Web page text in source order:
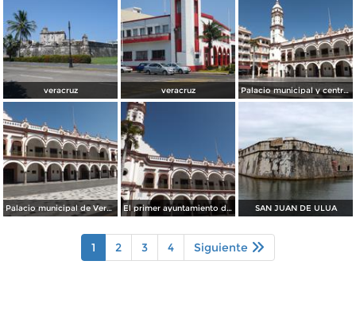
veracruz veracruz Palacio municipal y centro de Veracruz. Enero/2013
Palacio municipal de Veracruz. Enero/2013 El primer ayuntamiento de América. Veracruz. Enero/2013 SAN JUAN DE ULUA
1 2 3 4 Siguiente